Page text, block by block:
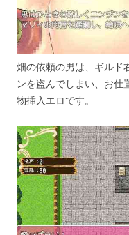
畑の依頼の男は、ギルド
ンを盗んでしまい、お仕
物挿入エロです。